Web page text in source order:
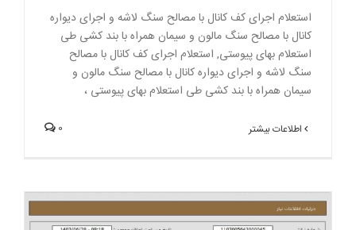
استعلام اجرای کف کانال با مصالح سنگ لاشه و اجرای دیواره
کانال با مصالح سنگ مالون و سیمان همراه با بند کشی طی
استعلام بهای پیوستی, استعلام اجرای کف کانال با مصالح
سنگ لاشه و اجرای دیواره کانال با مصالح سنگ مالون و
سیمان همراه با بند کشی طی استعلام بهای پیوستی ،
اطلاعات بیشتر 0